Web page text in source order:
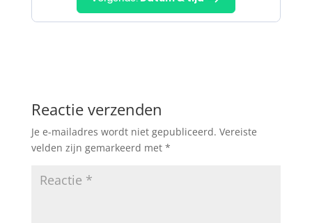
Reactie verzenden
Je e-mailadres wordt niet gepubliceerd. Vereiste
velden zijn gemarkeerd met *